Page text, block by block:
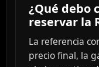
¿Qué debo
reservar la
La referencia
precio final, la